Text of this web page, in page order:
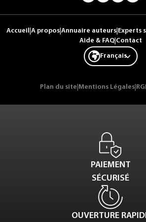
Accueil A propos Annuaire auteurs Experts
Aide & FAQ| Contact
Français
Plan du site Mentions Légales
PAIEMENT
SÉCURISÉ
OUVERTURE